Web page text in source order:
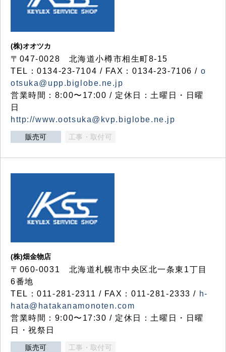
(株)オオツカ
〒047-0028 北海道小樽市相生町8-15
TEL：0134-23-7104 / FAX：0134-23-7106 / o
otsuka@upp.biglobe.ne.jp
営業時間：8:00〜17:00 / 定休日：土曜日・日曜
日
http://www.ootsuka@kvp.biglobe.ne.jp
販売可 工事・取付可
(株)畑金物店
〒060-0031 北海道札幌市中央区北一条東1丁目
6番地
TEL：011-281-2311 / FAX：011-281-2333 / h-
hata@hatakanamonoten.com
営業時間：9:00〜17:30 / 定休日：土曜日・日曜
日・祝祭日
販売可 工事・取付可